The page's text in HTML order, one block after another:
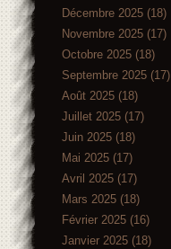
Décembre 2025 (18)
Novembre 2025 (17)
Octobre 2025 (18)
Septembre 2025 (17)
Août 2025 (18)
Juillet 2025 (17)
Juin 2025 (18)
Mai 2025 (17)
Avril 2025 (17)
Mars 2025 (18)
Février 2025 (16)
Janvier 2025 (18)